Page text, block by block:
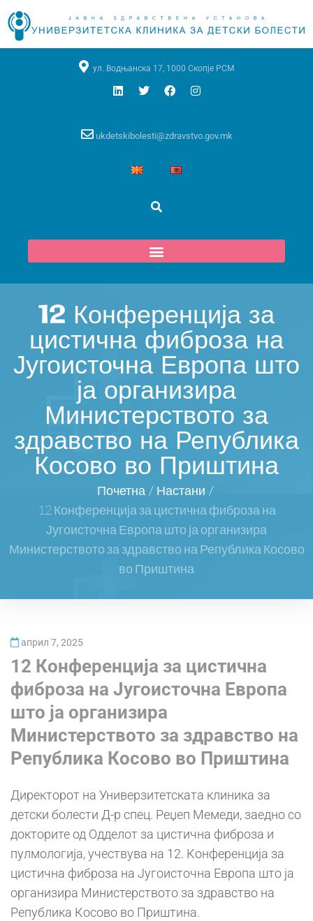
ул. Водњанска 17, 1000 Скопје РСМ
ukdetskibolesti@zdravstvo.gov.mk
12 Конференција за
цистична фиброза на
Југоисточна Европа што
ја организира
Министерството за
здравство на Република
Косово во Приштина
Почетна / Настани /
12 Конференција за цистична фиброза на
Југоисточна Европа што ја организира
Министерството за здравство на Република Косово
во Приштина
април 7, 2025
12 Конференција за цистична
фиброза на Југоисточна Европа
што ја организира
Министерството за здравство на
Република Косово во Приштина
Директорот на Универзитетската клиника за
детски болести Д-р спец. Реџеп Мемеди, заедно со
докторите од Одделот за цистична фиброза и
пулмологија, учествува на 12. Конференција за
цистична фиброза на Југоисточна Европа што ја
организира Министерството за здравство на
Република Косово во Приштина.